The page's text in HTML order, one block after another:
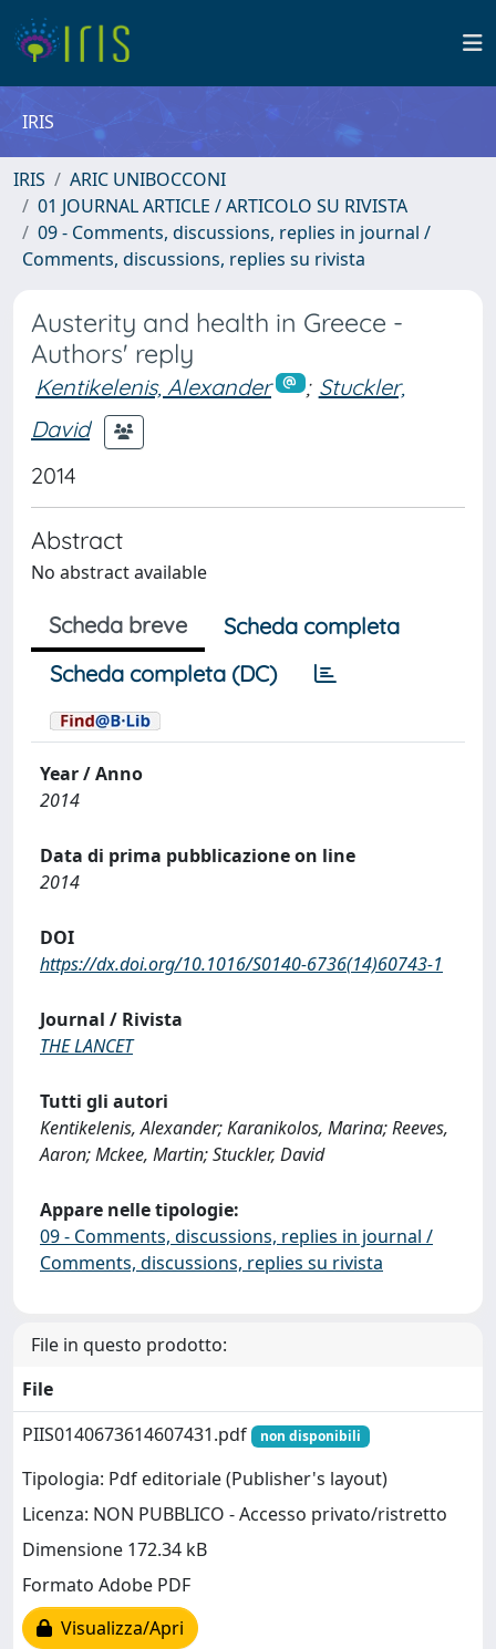
IRIS
IRIS
ARIC UNIBOCCONI
01 JOURNAL ARTICLE / ARTICOLO SU RIVISTA
09 - Comments, discussions, replies in journal /
Comments, discussions, replies su rivista
Austerity and health in Greece -
Authors' reply
Kentikelenis, Alexander ; Stuckler,
David
2014
Abstract
No abstract available
Scheda breve
Scheda completa
Scheda completa (DC)
Year / Anno
2014
Data di prima pubblicazione on line
2014
DOI
https://dx.doi.org/10.1016/S0140-6736(14)60743-1
Journal / Rivista
THE LANCET
Tutti gli autori
Kentikelenis, Alexander; Karanikolos, Marina; Reeves,
Aaron; Mckee, Martin; Stuckler, David
Appare nelle tipologie:
09 - Comments, discussions, replies in journal /
Comments, discussions, replies su rivista
File in questo prodotto:
File
PIIS0140673614607431.pdf
non disponibili
Tipologia: Pdf editoriale (Publisher's layout)
Licenza: NON PUBBLICO - Accesso privato/ristretto
Dimensione 172.34 kB
Formato Adobe PDF
Visualizza/Apri